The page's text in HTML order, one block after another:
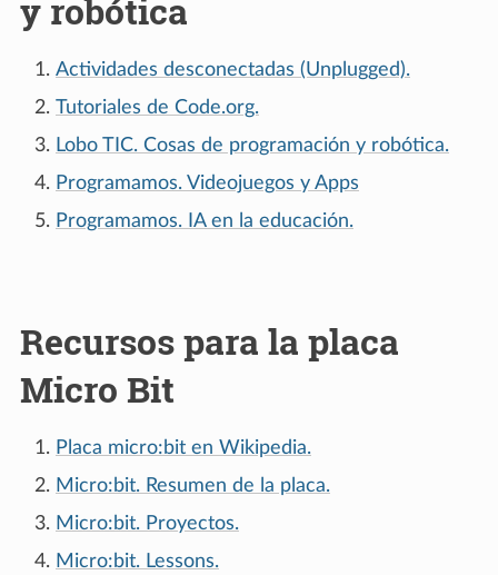
y robótica
Actividades desconectadas (Unplugged).
Tutoriales de Code.org.
Lobo TIC. Cosas de programación y robótica.
Programamos. Videojuegos y Apps
Programamos. IA en la educación.
Recursos para la placa
Micro Bit
Placa micro:bit en Wikipedia.
Micro:bit. Resumen de la placa.
Micro:bit. Proyectos.
Micro:bit. Lessons.